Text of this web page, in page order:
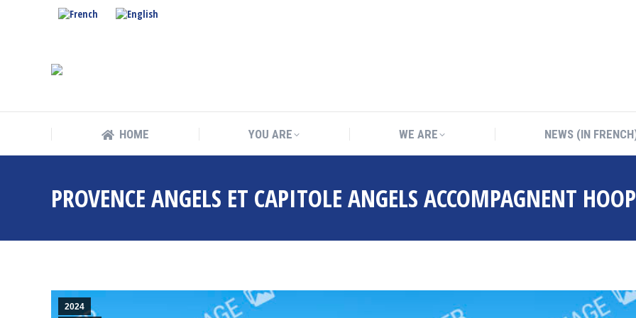
HOME YOU ARE WE ARE NEWS (IN
PROVENCE ANGELS ET CAPITOLE ANGELS ACCOMPAGNENT
2024
HOME